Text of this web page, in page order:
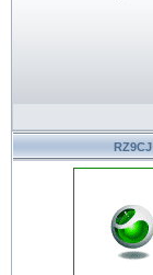
RZ9CJ